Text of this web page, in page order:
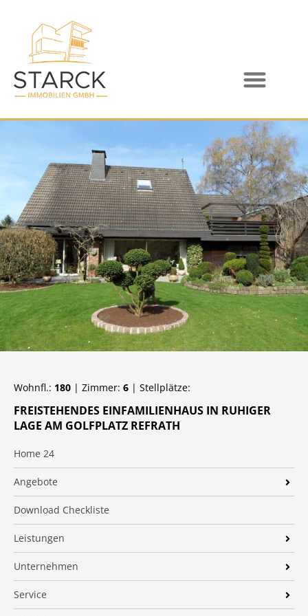
FREISTEHENDES EINFAMILIENHAUS IN RUHIGER
LAGE AM GOLFPLATZ REFRATH
Home 24
Angebote
Immobilien
Neubau
Suchprofil
Download Checkliste
Leistungen
Gewerbeimmobilien
Immobilienfinanzierung
Verkaufen
Unternehmen
20 Jahre Starck Immobilien
2016 hat Daniel Strunck die Geschäftsführung von Starck
Service
Wohnfl.: 180 | Zimmer: 6 | Stellplätze: